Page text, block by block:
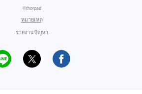
©thorpad
หมายเหตุ
รายงานปัญหา